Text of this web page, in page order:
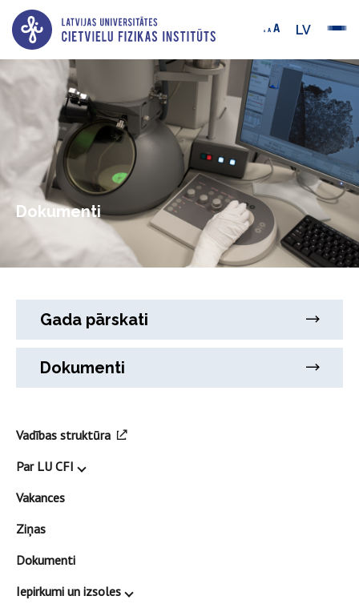
LV
Dokumenti
Gada pārskati
Dokumenti
Vadības struktūra
Par LU CFI
Vakances
Ziņas
Dokumenti
Iepirkumi un izsoles